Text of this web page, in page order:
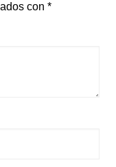
con *